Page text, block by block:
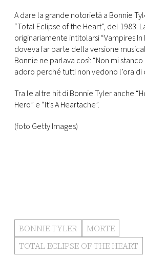
A dare la grande notorietà a Bonnie
“Total Eclipse of the Heart”, del 1983.
originariamente intitolarsi “Vampires In
doveva far parte della versione
Bonnie ne parlava così: “Non mi
adoro perché tutti non vedono l’ora di
Tra le altre hit di Bonnie Tyler anche
Hero” e “It’s A Heartache”.
(foto Getty Images)
BONNIE TYLER
MORTE
TOTAL ECLIPSE OF THE HEART